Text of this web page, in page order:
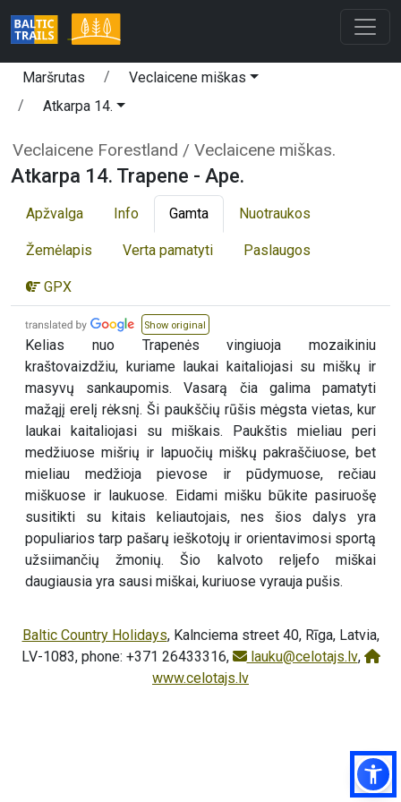
Maršrutas
Veclaicene miškas
Atkarpa 14.
Veclaicene Forestland / Veclaicene miškas.
Atkarpa 14. Trapene - Ape.
Apžvalga Info Gamta Nuotraukos
Žemėlapis Verta pamatyti Paslaugos
GPX
Show original
Kelias nuo Trapenės vingiuoja mozaikiniu
kraštovaizdžiu, kuriame laukai kaitaliojasi su miškų ir
masyvų sankaupomis. Vasarą čia galima pamatyti
mažąjį erelį rėksnį. Ši paukščių rūšis mėgsta vietas, kur
laukai kaitaliojasi su miškais. Paukštis mieliau peri
medžiuose mišrių ir lapuočių miškų pakraščiuose, bet
mieliau medžioja pievose ir pūdymuose, rečiau
miškuose ir laukuose. Eidami mišku būkite pasiruošę
susitikti su kitais keliautojais, nes šios dalys yra
populiarios tarp pašarų ieškotojų ir orientavimosi sportą
užsiimančių žmonių. Šio kalvoto reljefo miškai
daugiausia yra sausi miškai, kuriuose vyrauja pušis.
Baltic Country Holidays, Kalnciema street 40, Rīga, Latvia,
LV-1083, phone: +371 26433316,
lauku@celotajs.lv,
www.celotajs.lv